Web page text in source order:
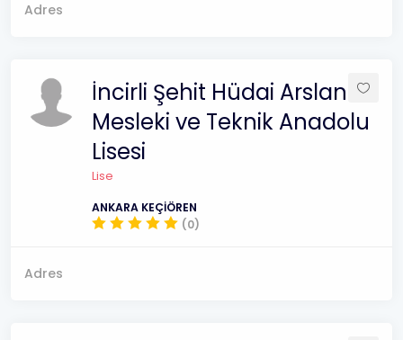
Adres
İncirli Şehit Hüdai Arslan
Mesleki ve Teknik Anadolu
Lisesi
Lise
ANKARA KEÇİÖREN
(0)
Adres